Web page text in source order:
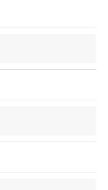
範囲において、